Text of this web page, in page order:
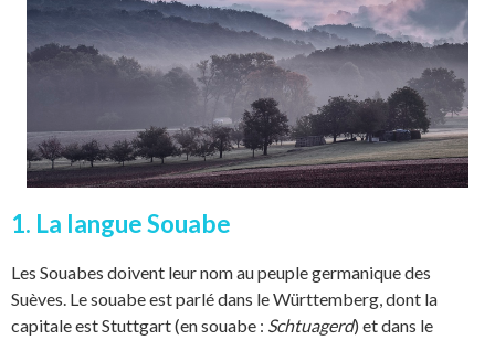
1. La langue Souabe
Les Souabes doivent leur nom au peuple germanique des
Suèves. Le souabe est parlé dans le Württemberg, dont la
capitale est Stuttgart (en souabe : Schtuagerd) et dans le